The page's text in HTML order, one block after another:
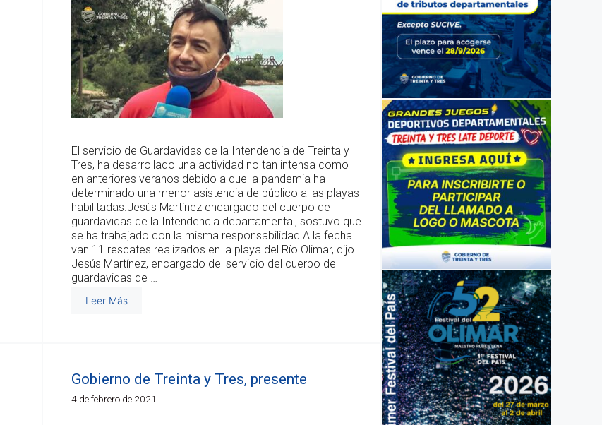
El servicio de Guardavidas de la Intendencia de Treinta y
Tres, ha desarrollado una actividad no tan intensa como
en anteriores veranos debido a que la pandemia ha
determinado una menor asistencia de público a las playas
habilitadas.Jesús Martínez encargado del cuerpo de
guardavidas de la Intendencia departamental, sostuvo que
se ha trabajado con la misma responsabilidad.A la fecha
van 11 rescates realizados en la playa del Río Olimar, dijo
Jesús Martínez, encargado del servicio del cuerpo de
guardavidas de …
Leer Más
Gobierno de Treinta y Tres, presente
4 de febrero de 2021